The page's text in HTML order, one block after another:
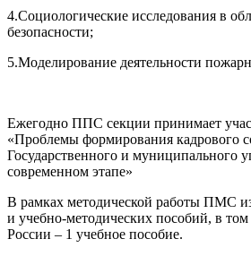
4.Социологические исследования в
безопасности;
5.Моделирование деятельности
Ежегодно ППС секции принимает
«Проблемы формирования кадрового
Государственного и муниципального
современном этапе»
В рамках методической работы ПМС
и учебно-методических пособий, в
России – 1 учебное пособие.